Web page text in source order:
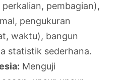
pembagian),
pengukuran
waktu), bangun
statistik sederhana.
Menguji